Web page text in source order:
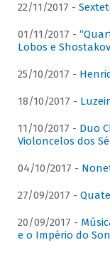
22/11/2017 -
01/11/2017 -
Lobos e
25/10/2017 -
18/10/2017 -
11/10/2017 - Duo
Violoncelos dos
04/10/2017 -
27/09/2017 -
20/09/2017 -
e o Império do